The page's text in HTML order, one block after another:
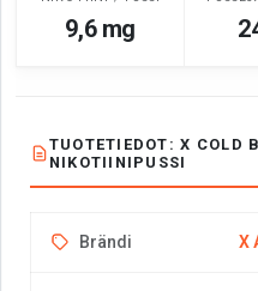
9,6 mg
TUOTETIEDOT: X COLD
NIKOTIINIPUSSI
Brändi X